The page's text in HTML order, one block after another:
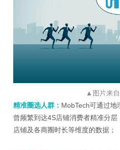
▲ 图片来
精准圈选人群： MobTech可通过地
曾频繁到达4S店铺消费者精准分
店铺及各商圈时长等维度的数据；